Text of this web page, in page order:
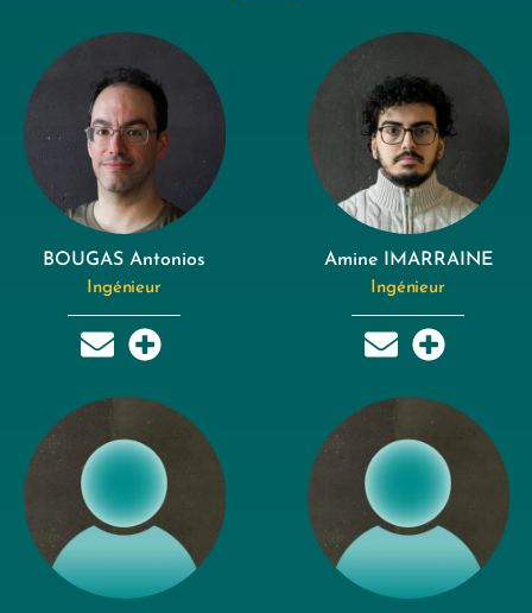
BOUGAS Antonios
Ingénieur
Amine IMARRAINE
Ingénieur